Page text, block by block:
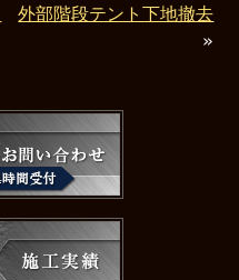
外部階段テント下地撤去
»